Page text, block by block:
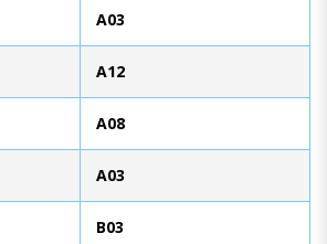
A03
A12
A08
A03
B03